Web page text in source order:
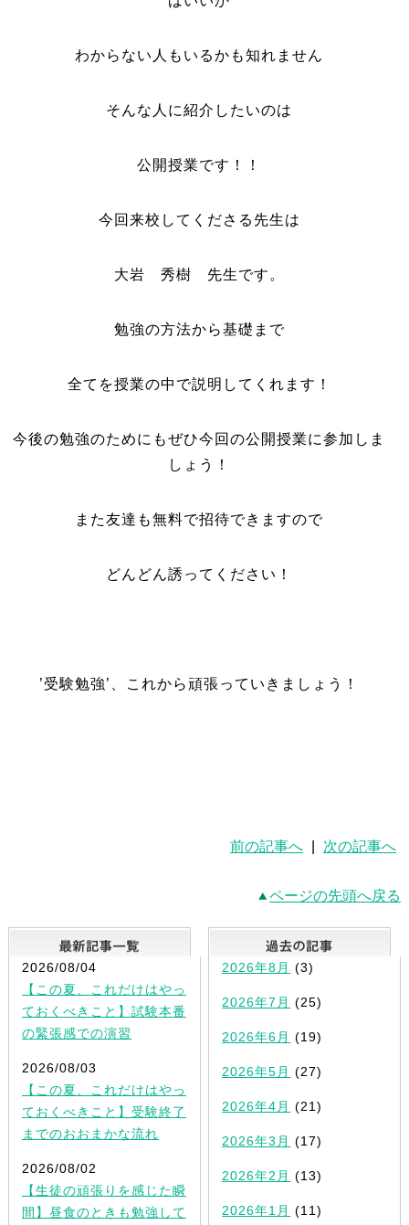
わからない人もいるかも知れません
そんな人に紹介したいのは
公開授業です！！
今回来校してくださる先生は
大岩 秀樹 先生です。
勉強の方法から基礎まで
全てを授業の中で説明してくれます！
今後の勉強のためにもぜひ今回の公開授業に参加しま
しょう！
また友達も無料で招待できますので
どんどん誘ってください！
’受験勉強’、これから頑張っていきましょう！
前の記事へ 次の記事へ
ページの先頭へ戻る
最新記事一覧
2026/08/04
【この夏、これだけはやっ
ておくべきこと】試験本番
の緊張感での演習
2026/08/03
【この夏、これだけはやっ
ておくべきこと】受験終了
までのおおまかな流れ
2026/08/02
【生徒の頑張りを感じた瞬
間】昼食のときも勉強して
2026年8月 (3)
2026年7月 (25)
2026年6月 (19)
2026年5月 (27)
2026年4月 (21)
2026年3月 (17)
2026年2月 (13)
2026年1月 (11)